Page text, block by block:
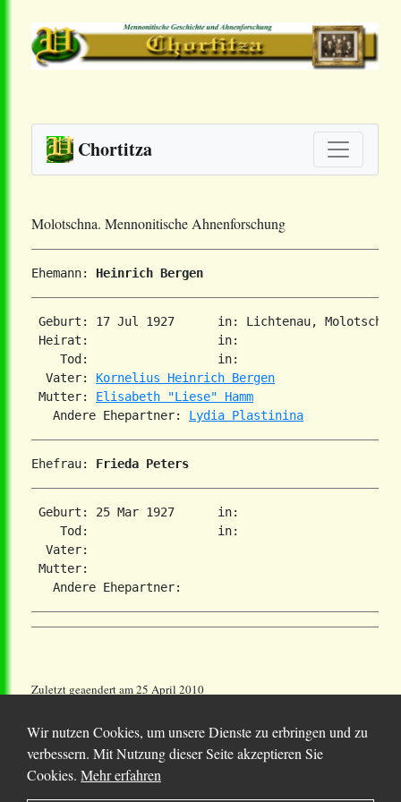
Chortitza
Molotschna. Mennonitische Ahnenforschung
Ehemann: Heinrich Bergen
Geburt: 17 Jul 1927      in: Lichtenau,
Heirat:                  in:
    Tod:                  in:
  Vater:
Kornelius Heinrich Bergen
Mutter: Elisabeth "Liese" Hamm
   Andere Ehepartner:
Lydia Plastinina
Ehefrau: Frieda Peters
Geburt: 25 Mar 1927      in:
    Tod:                  in:
  Vater:
Mutter:
Zuletzt geaendert am 25 April 2010
Wir nutzen Cookies, um unsere Dienste zu erbringen und zu
verbessern. Mit Nutzung dieser Seite akzeptieren Sie
Cookies. Mehr erfahren